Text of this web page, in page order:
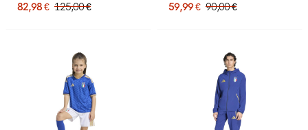
82,98 € 125,00 €
59,99 € 90,00 €